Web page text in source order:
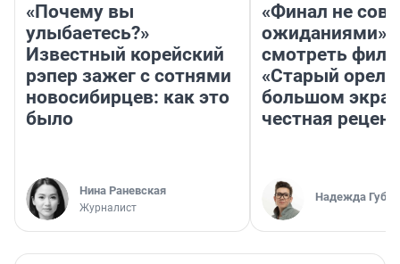
«Почему вы
улыбаетесь?»
Известный корейский
рэпер зажег с сотнями
новосибирцев: как это
было
Нина Раневская
Журналист
«Финал не
ожиданиями»:
смотреть
«Старый орел»
большом
честная
Надежда